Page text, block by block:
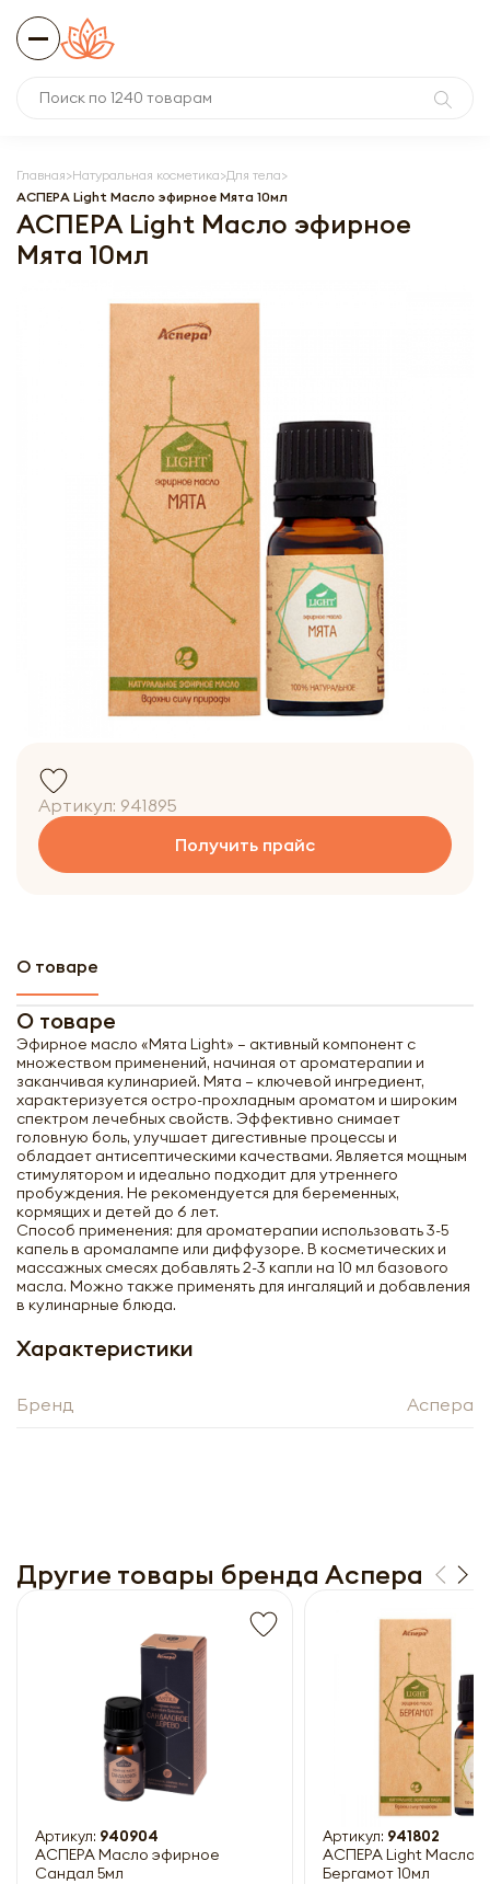
Главная Натуральная косметика Для тела
АСПЕРА Light Масло эфирное Мята 10мл
АСПЕРА Light Масло эфирное
Мята 10мл
Артикул: 941895
Получить прайс
О товаре
О товаре
Эфирное масло «Мята Light» – активный компонент с
множеством применений, начиная от ароматерапии и
заканчивая кулинарией. Мята – ключевой ингредиент,
характеризуется остро-прохладным ароматом и широким
спектром лечебных свойств. Эффективно снимает
головную боль, улучшает дигестивные процессы и
обладает антисептическими качествами. Является мощным
стимулятором и идеально подходит для утреннего
пробуждения. Не рекомендуется для беременных,
кормящих и детей до 6 лет.
Способ применения: для ароматерапии использовать 3-5
капель в аромалампе или диффузоре. В косметических и
массажных смесях добавлять 2-3 капли на 10 мл базового
масла. Можно также применять для ингаляций и добавления
в кулинарные блюда.
Характеристики
Бренд Аспера
Другие товары бренда Аспера
Артикул: 940904
АСПЕРА Масло эфирное
Сандал 5мл
Артикул: 941802
АСПЕРА Light Масло
Бергамот 10мл
Получить прайс-лист
Обязательны к заполнению